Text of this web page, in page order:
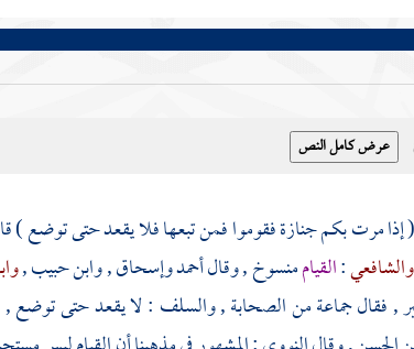
والشافعي:القياممنسوخ , وقالأحمدوإسحاق,وابن حبيب,
, فقال جماعة من الصحابة , والسلف : لا يقعد حتى توضع ,